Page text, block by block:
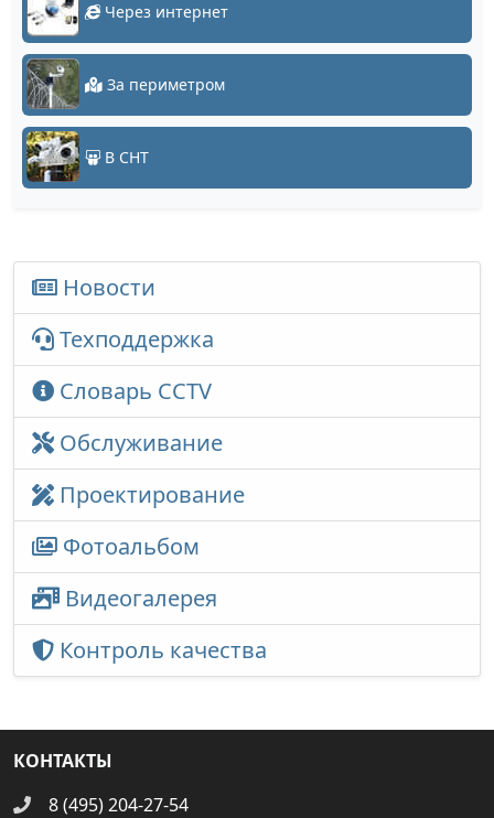
Через интернет
За периметром
В СНТ
Новости
Техподдержка
Словарь CCTV
Обслуживание
Проектирование
Фотоальбом
Видеогалерея
Контроль качества
КОНТАКТЫ
8 (495) 204-27-54